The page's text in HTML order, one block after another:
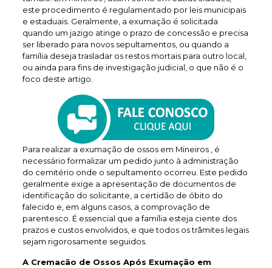
este procedimento é regulamentado por leis municipais
e estaduais. Geralmente, a exumação é solicitada
quando um jazigo atinge o prazo de concessão e precisa
ser liberado para novos sepultamentos, ou quando a
família deseja trasladar os restos mortais para outro local,
ou ainda para fins de investigação judicial, o que não é o
foco deste artigo.
Para realizar a exumação de ossos em Mineiros , é
necessário formalizar um pedido junto à administração
do cemitério onde o sepultamento ocorreu. Este pedido
geralmente exige a apresentação de documentos de
identificação do solicitante, a certidão de óbito do
falecido e, em alguns casos, a comprovação de
parentesco. É essencial que a família esteja ciente dos
prazos e custos envolvidos, e que todos os trâmites legais
sejam rigorosamente seguidos.
A Cremacão de Ossos Após Exumação em